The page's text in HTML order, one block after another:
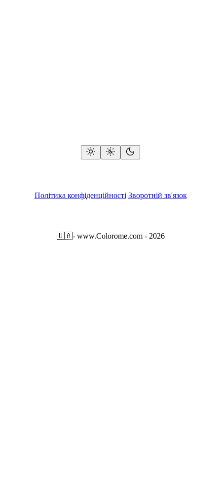
Політика конфіденційності Зворотній зв'язок
🇺🇦- www.Colorome.com - 2026